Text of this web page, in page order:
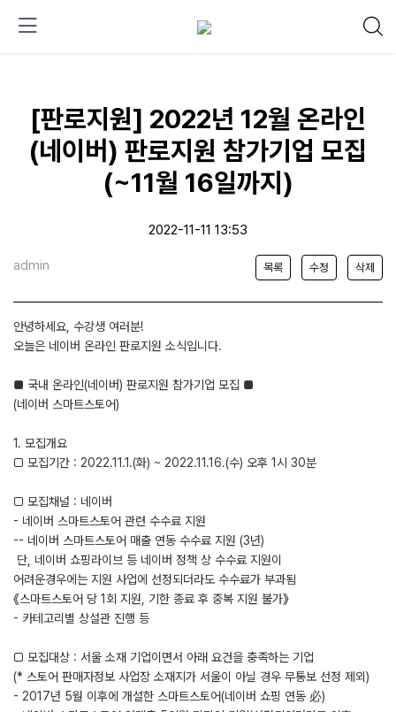
[판로지원] 2022년 12월 온라인
(네이버) 판로지원 참가기업 모집
(~11월 16일까지)
2022-11-11 13:53
admin 목록 수정 삭제
안녕하세요, 수강생 여러분!
오늘은 네이버 온라인 판로지원 소식입니다.
■ 국내 온라인(네이버) 판로지원 참가기업 모집 ■
(네이버 스마트스토어)
1. 모집개요
□ 모집기간 : 2022.11.1.(화) ~ 2022.11.16.(수) 오후 1시 30분
□ 모집채널 : 네이버
- 네이버 스마트스토어 관련 수수료 지원
-- 네이버 스마트스토어 매출 연동 수수료 지원 (3년)
단, 네이버 쇼핑라이브 등 네이버 정책 상 수수료 지원이
어려운경우에는 지원 사업에 선정되더라도 수수료가 부과됨
《스마트스토어 당 1회 지원, 기한 종료 후 중복 지원 불가》
- 카테고리별 상설관 진행 등
□ 모집대상 : 서울 소재 기업이면서 아래 요건을 충족하는 기업
(* 스토어 판매자정보 사업장 소재지가 서울이 아닐 경우 무통보 선정 제외)
- 2017년 5월 이후에 개설한 스마트스토어(네이버 쇼핑 연동 必)